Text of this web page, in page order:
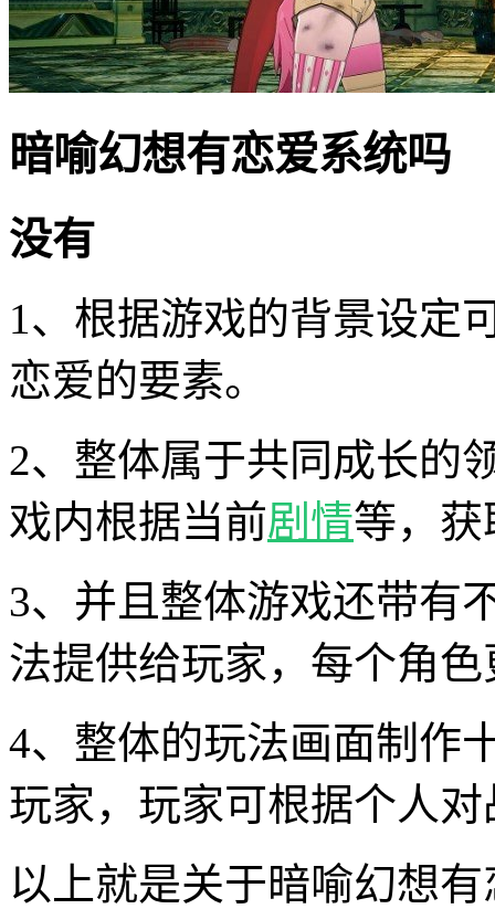
暗喻幻想有恋爱系统吗
没有
1、根据游戏的背景设定
恋爱的要素。
2、整体属于共同成长的
戏内根据当前剧情等，
3、并且整体游戏还带有
法提供给玩家，每个角
4、整体的玩法画面制作
玩家，玩家可根据个人
以上就是关于暗喻幻想